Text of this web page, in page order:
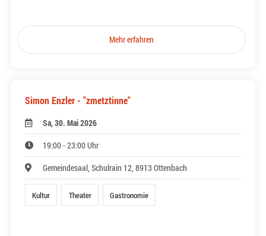
Mehr erfahren
Simon Enzler - "zmetztinne"
Sa, 30. Mai 2026
19:00 - 23:00 Uhr
Gemeindesaal, Schulrain 12, 8913 Ottenbach
Kultur Theater Gastronomie